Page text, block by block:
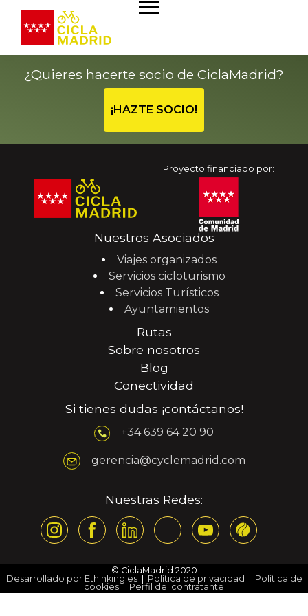
¿Quieres hacerte socio de CiclaMadrid?
¡HAZTE SOCIO!
Proyecto financiado por:
Nuestros Asociados
Viajes organizados
Servicios cicloturismo
Servicios Turísticos
Ayuntamientos
Rutas
Sobre nosotros
Blog
Conectividad
Si tienes dudas ¡contáctanos!
+34 639 64 20 90
gerencia@cyclemadrid.com
Nuestras Redes:
© CiclaMadrid 2020
Desarrollado por Ethinking.es| Política de privacidad | Política de
cookies| Perfil del contratante